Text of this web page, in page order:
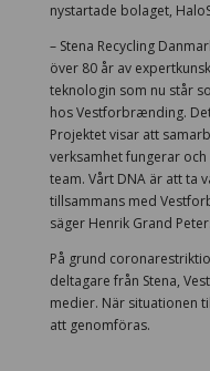
nystartade bolaget,
– Stena Recycling
över 80 år av
teknologin som nu står
hos Vestforbrænding.
Projektet visar att
verksamhet fungerar
team. Vårt DNA är att ta
tillsammans med
säger Henrik Grand
På grund
deltagare från Stena,
medier. När situationen
att genomföras.